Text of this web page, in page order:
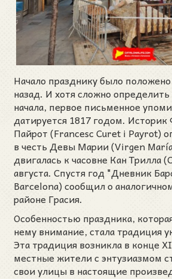
Начало празднику было
назад. И хотя сложно
начала, первое письменное
датируется 1817 годом. Историк
Пайрот (Francesc Curet i Payrot)
в честь Девы Марии (Virgen
двигалась к часовне Кан Трилла
августа. Спустя год "Дневник
Barcelona) сообщил о
районе Грасия.
Особенностью праздника,
нему внимание, стала традиция
Эта традиция возникла в конце
местные жители с энтузиазмом
свои улицы в настоящие